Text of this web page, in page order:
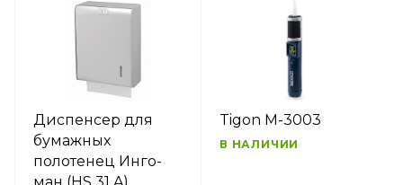
Диспенсер для
бумажных
полотенец Инго-
Tigon M-3003
В НАЛИЧИИ